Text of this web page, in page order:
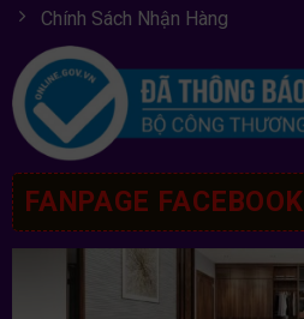
Chính Sách Nhận Hàng
FANPAGE FACEBOOK